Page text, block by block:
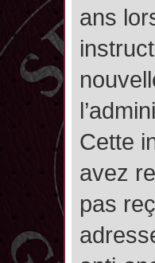
ans
Cette
avez
pas